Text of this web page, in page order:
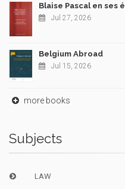
Blaise Pascal en ses
Jul 27, 2026
Belgium Abroad
Jul 15, 2026
more books
Subjects
LAW